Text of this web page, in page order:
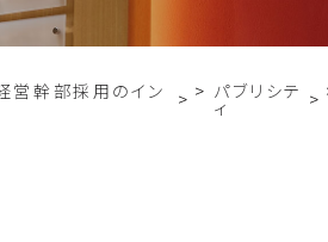
営幹部採用のイン > パブリシテ
ィ >